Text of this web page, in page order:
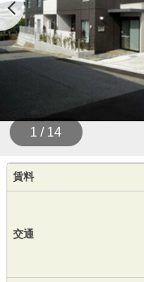
1 / 14
賃料
交通